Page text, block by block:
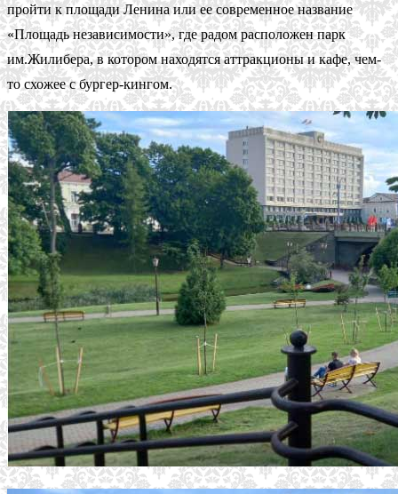
пройти к площади Ленина или ее современное название
«Площадь независимости», где радом расположен парк
им.Жилибера, в котором находятся аттракционы и кафе, чем-
то схожее с бургер-кингом.